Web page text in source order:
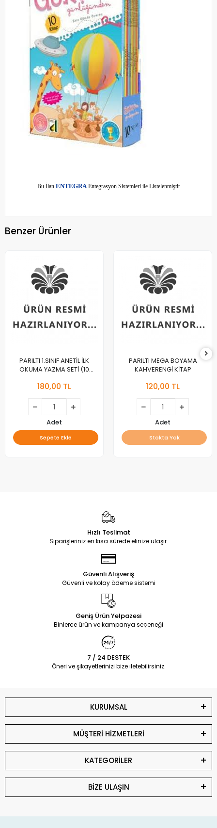
Bu İlan ENTEGRAEntegrasyon Sistemleri ile Listelenmiştir
Benzer Ürünler
PARILTI 1.SINIF ANETİL İLK
OKUMA YAZMA SETİ (10
180,00 TL
Adet
Sepete Ekle
PARILTI MEGA BOYAMA
KAHVERENGİ KİTAP
120,00 TL
Adet
Stokta Yok
Hızlı Teslimat
Siparişleriniz en kısa sürede elinize ulaşır.
Güvenli Alışveriş
Güvenli ve kolay ödeme sistemi
Geniş Ürün Yelpazesi
Binlerce ürün ve kampanya seçeneği
7 / 24 DESTEK
Öneri ve şikayetlerinizi bize iletebilirsiniz.
KURUMSAL
MÜŞTERİ HİZMETLERİ
KATEGORİLER
BİZE ULAŞIN